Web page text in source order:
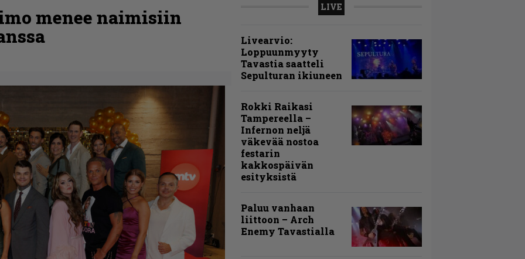
menee naimisiin
LIVE
Livearvio:
Loppuunmyyty
Tavastia saatteli
Sepulturan ikiuneen
Rokki Raikasi
Tampereella –
Infernon neljä
väkevää nostoa
festarin
kakkospäivän
esityksistä
Paluu vanhaan
liittoon – Arch
Enemy Tavastialla